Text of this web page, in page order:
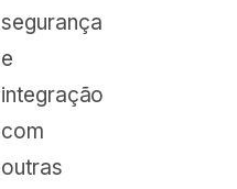
segurança
e
integração
com
outras